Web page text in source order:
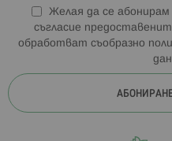
Желая да се
съгласие
обработват съобразно